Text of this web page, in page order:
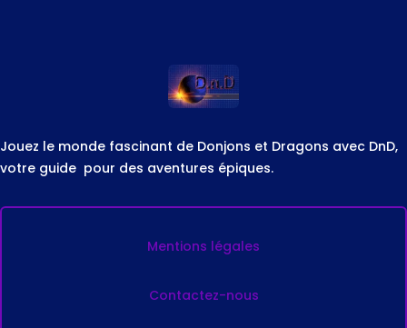
Jouez le monde fascinant de Donjons et Dragons avec DnD,
votre guide pour des aventures épiques.
Mentions légales
Contactez-nous